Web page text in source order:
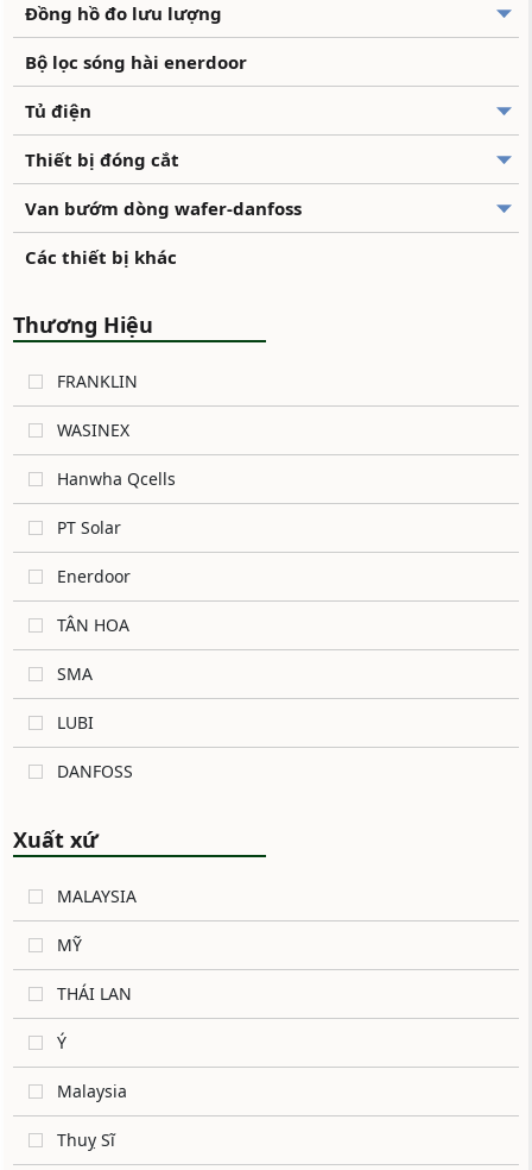
Đồng hồ đo lưu lượng
Bộ lọc sóng hài enerdoor
Tủ điện
Thiết bị đóng cắt
Van bướm dòng wafer-danfoss
Các thiết bị khác
Thương Hiệu
FRANKLIN
WASINEX
Hanwha Qcells
PT Solar
Enerdoor
TÂN HOA
SMA
LUBI
DANFOSS
Xuất xứ
MALAYSIA
MỸ
THÁI LAN
Ý
Malaysia
Thuỵ Sĩ